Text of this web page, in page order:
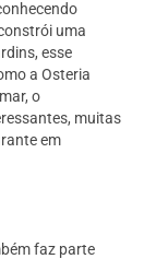
uma
esse
a Osteria
o
muitas
em
faz parte